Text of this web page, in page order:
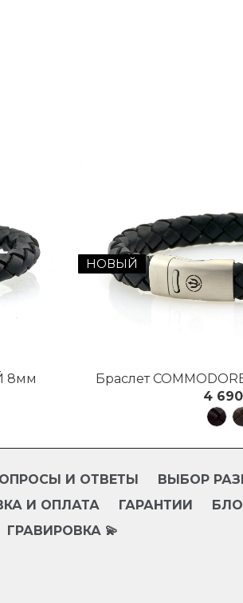
8мм
НОВЫЙ
Браслет
4
И ОТВЕТЫ
ВЫБОР
И ОПЛАТА ГАРАНТИИ
ГРАВИРОВКА 💫